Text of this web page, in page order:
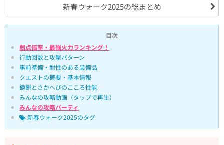
新春ウォーク2025の総まとめ
目次
弱点倍率・最強火力ランキング！
行動回数と攻撃パターン
事前準備・耐性のある装備品
クエストの概要・基本情報
鏡餅とさかへびのこころ性能
みんなの攻略動画（タップで再生）
みんなの攻略パーティ
新春ウォーク2025のタグ